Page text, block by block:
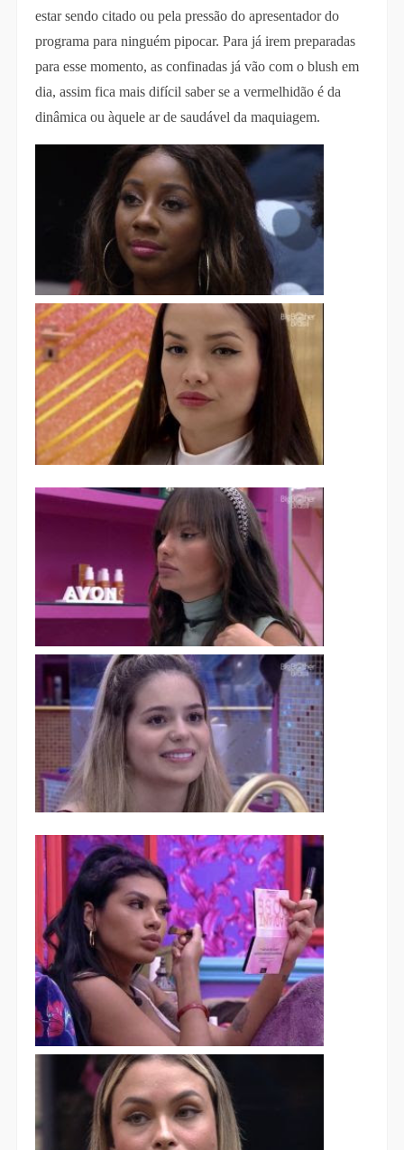
estar sendo citado ou pela pressão do apresentador do
programa para ninguém pipocar. Para já irem preparadas
para esse momento, as confinadas já vão com o blush em
dia, assim fica mais difícil saber se a vermelhidão é da
dinâmica ou àquele ar de saudável da maquiagem.